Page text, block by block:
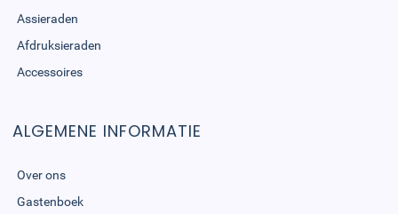
Assieraden
Afdruksieraden
Accessoires
ALGEMENE INFORMATIE
Over ons
Gastenboek